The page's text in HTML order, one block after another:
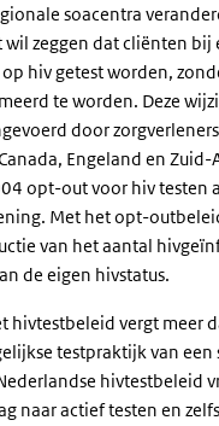
soacentra
zeggen dat cliënten bij
hiv getest worden,
te worden. Deze
door
Engeland en Zuid-
opt-out voor hiv testen
Met het opt-
van het aantal
de eigen hivstatus.
hivtestbeleid vergt meer
testpraktijk van een
hivtestbeleid
naar actief testen en